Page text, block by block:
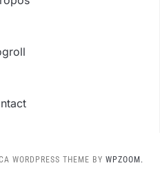
WORDPRESS THEME BY WPZOOM.